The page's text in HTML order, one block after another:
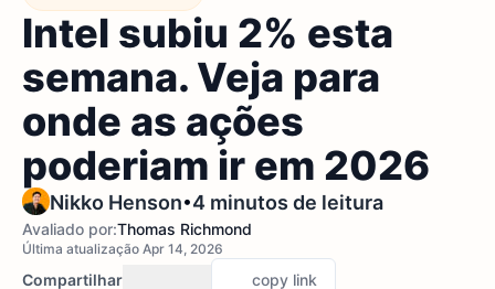
Intel subiu 2% esta
semana. Veja para
onde as ações
poderiam ir em 2026
Nikko Henson•4 minutos de leitura
Avaliado por:Thomas Richmond
Última atualização Apr 14, 2026
Compartilhar copy link